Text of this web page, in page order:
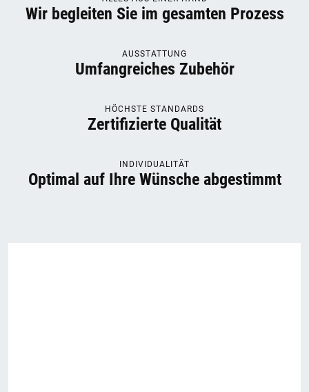
Wir begleiten Sie im gesamten Prozess
AUSSTATTUNG
Umfangreiches Zubehör
HÖCHSTE STANDARDS
Zertifizierte Qualität
INDIVIDUALITÄT
Optimal auf Ihre Wünsche abgestimmt